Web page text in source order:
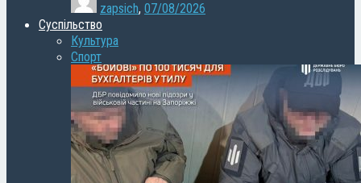
zapsich, 07/08/2026
Суспільство
Культура
Спорт